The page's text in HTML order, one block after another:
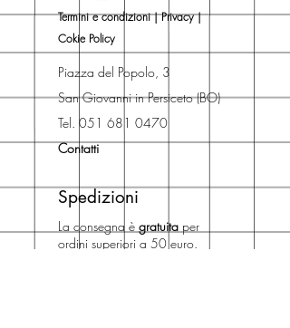
se acquistare sul sito con
spedizione con corriere o se
risparmiare sulle spese di
spedizione e ritirare il libro presso
Libreria degli Orsi, Piazza del
Popolo 3, 40017
San Giovanni in Persiceto (BO).
Termini e condizioni|Privacy|
Cokie Policy
Piazza del Popolo, 3
San Giovanni in Persiceto (BO)
Tel. 051 681 0470
Contatti
Spedizioni
La consegna è gratuita per
ordini superiori a 50 euro.